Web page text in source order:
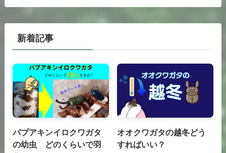
新着記事
パプアキンイロクワガタ
の幼虫 どのくらいで羽
オオクワガタの越冬どう
すればいい？